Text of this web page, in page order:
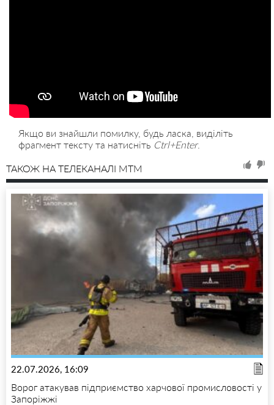
Якщо ви знайшли помилку, будь ласка, виділіть
фрагмент тексту та натисніть Ctrl+Enter.
ТАКОЖ НА ТЕЛЕКАНАЛІ MTM
22.07.2026, 16:09
Ворог атакував підприємство харчової промисловості у
Запоріжжі